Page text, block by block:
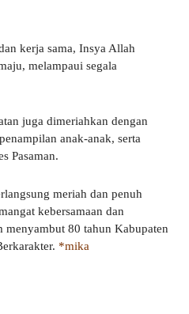
kerja sama, Insya Allah
melampaui segala
juga dimeriahkan dengan
anak-anak, serta
Pasaman.
meriah dan penuh
kebersamaan dan
menyambut 80 tahun Kabupaten
*mika